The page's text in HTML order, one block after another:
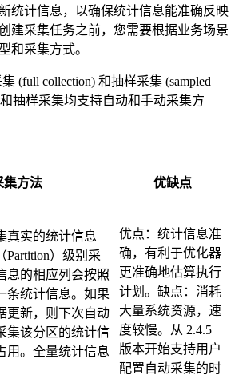
统计信息，以确保统计信息能准确反映
建采集任务之前，您需要根据业务场景
和采集方式。
(full collection) 和抽样采集 (sampled
抽样采集均支持自动和手动采集方
集方法 优缺点
真实的统计信息
Partition）级别采
息的相应列会按照
条统计信息。如果
更新，则下次自动
集该分区的统计信
用。全量统计信息
优点：统计信息准
确，有利于优化器
更准确地估算执行
计划。缺点：消耗
大量系统资源，速
度较慢。从 2.4.5
版本开始支持用户
配置自动采集的时